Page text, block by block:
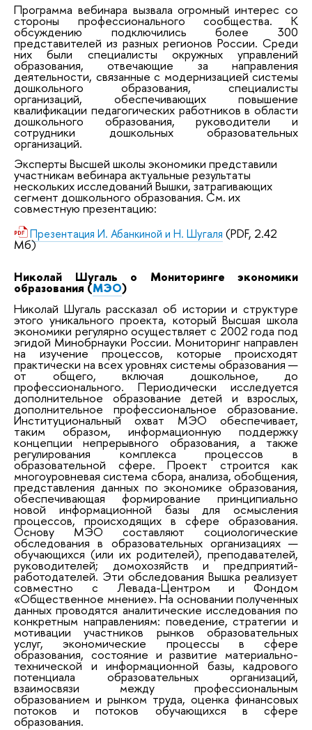
Программа вебинара вызвала огромный интерес со
стороны профессионального сообщества. К
обсуждению подключились более 300
представителей из разных регионов России. Среди
них были специалисты окружных управлений
образования, отвечающие за направления
деятельности, связанные с модернизацией системы
дошкольного образования, специалисты
организаций, обеспечивающих повышение
квалификации педагогических работников в области
дошкольного образования, руководители и
сотрудники дошкольных образовательных
организаций.
Эксперты Высшей школы экономики представили
участникам вебинара актуальные результаты
нескольких исследований Вышки, затрагивающих
сегмент дошкольного образования. См. их
совместную презентацию:
Презентация И. Абанкиной и Н. Шугаля (PDF, 2.42
Мб)
Николай Шугаль о Мониторинге экономики
образования (МЭО)
Николай Шугаль рассказал об истории и структуре
этого уникального проекта, который Высшая школа
экономики регулярно осуществляет с 2002 года под
эгидой Минобрнауки России. Мониторинг направлен
на изучение процессов, которые происходят
практически на всех уровнях системы образования —
от общего, включая дошкольное, до
профессионального. Периодически исследуется
дополнительное образование детей и взрослых,
дополнительное профессиональное образование.
Институциональный охват МЭО обеспечивает,
таким образом, информационную поддержку
концепции непрерывного образования, а также
регулирования комплекса процессов в
образовательной сфере. Проект строится как
многоуровневая система сбора, анализа, обобщения,
представления данных по экономике образования,
обеспечивающая формирование принципиально
новой информационной базы для осмысления
процессов, происходящих в сфере образования.
Основу МЭО составляют социологические
обследования в образовательных организациях —
обучающихся (или их родителей), преподавателей,
руководителей; домохозяйств и предприятий-
работодателей. Эти обследования Вышка реализует
совместно с Левада-Центром и Фондом
«Общественное мнение». На основании полученных
данных проводятся аналитические исследования по
конкретным направлениям: поведение, стратегии и
мотивации участников рынков образовательных
услуг, экономические процессы в сфере
образования, состояние и развитие материально-
технической и информационной базы, кадрового
потенциала образовательных организаций,
взаимосвязи между профессиональным
образованием и рынком труда, оценка финансовых
потоков и потоков обучающихся в сфере
образования.